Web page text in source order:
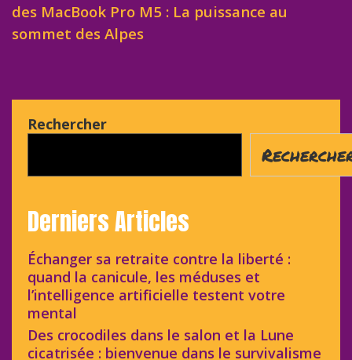
des MacBook Pro M5 : La puissance au
sommet des Alpes
Rechercher
Derniers Articles
Échanger sa retraite contre la liberté :
quand la canicule, les méduses et
l’intelligence artificielle testent votre
mental
Des crocodiles dans le salon et la Lune
cicatrisée : bienvenue dans le survivalisme